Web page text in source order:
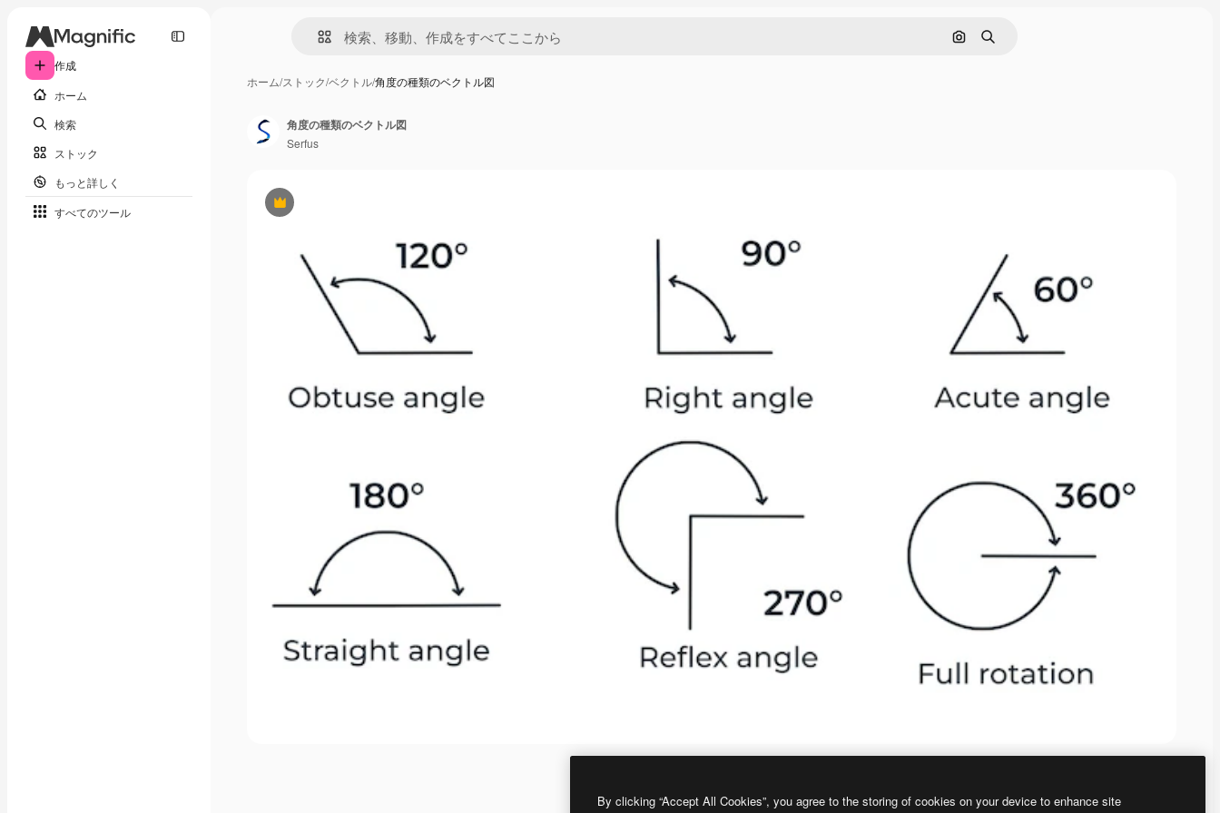
作成
ホーム
検索
ストック
もっと詳しく
すべてのツール
画像で検索
検索
ホーム/ストック/ベクトル/角度の種類のベクトル図
Premium
角度の種類のベクトル図
Serfus
By clicking “Accept All Cookies”, you agree to the storing of cookies on your device to enhance site